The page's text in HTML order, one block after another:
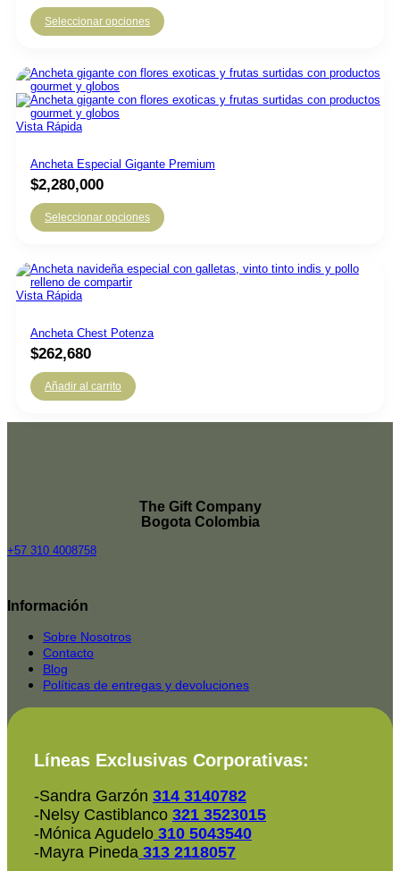
Seleccionar opciones
Vista Rápida
Ancheta Especial Gigante Premium
$2,280,000
Seleccionar opciones
Vista Rápida
Ancheta Chest Potenza
$262,680
Añadir al carrito
The Gift Company
Bogota Colombia
+57 310 4008758
Rated
2025-
Información
Sobre Nosotros
Contacto
Blog
Políticas de entregas y devoluciones
Líneas Exclusivas Corporativas:
-Sandra Garzón 314 3140782
-Nelsy Castiblanco 321 3523015
-Mónica Agudelo 310 5043540
-Mayra Pineda 313 2118057